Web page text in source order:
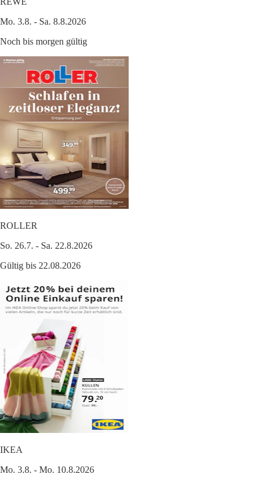
Mo. 3.8. - Sa. 8.8.2026
Noch bis morgen gültig
ROLLER
So. 26.7. - Sa. 22.8.2026
Gültig bis 22.08.2026
IKEA
Mo. 3.8. - Mo. 10.8.2026